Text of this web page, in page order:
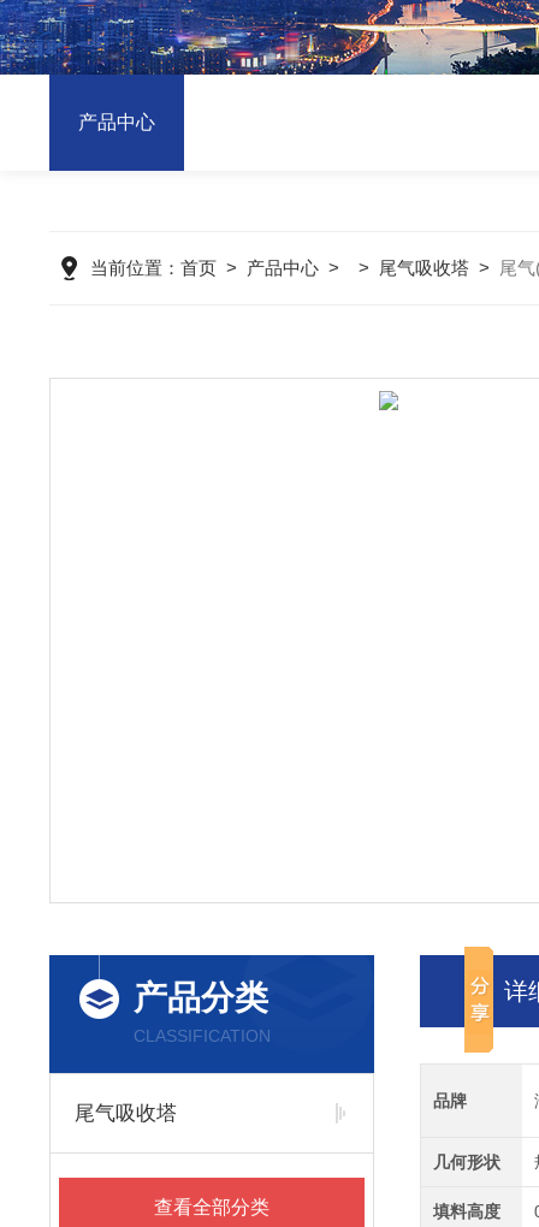
产品中心
当前位置： 首页> 产品中心> > 尾气吸收塔> 尾
产品分类
CLASSIFICATION
尾气吸收塔
查看全部分类
详
品牌
几何形状
填料高度